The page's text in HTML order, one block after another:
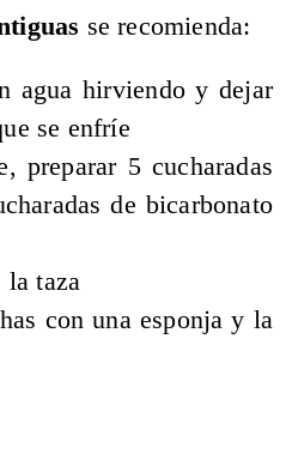
se recomienda:
agua hirviendo y dejar
se enfríe
preparar 5 cucharadas
de bicarbonato
la taza
con una esponja y la